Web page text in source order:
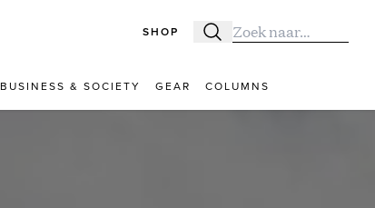
SHOP Zoeken
Zoek naar:
BUSINESS & SOCIETY GEAR COLUMNS